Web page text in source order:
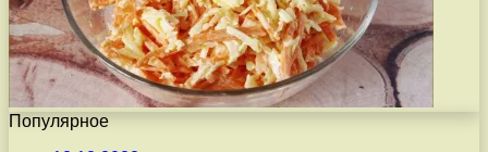
Популярное